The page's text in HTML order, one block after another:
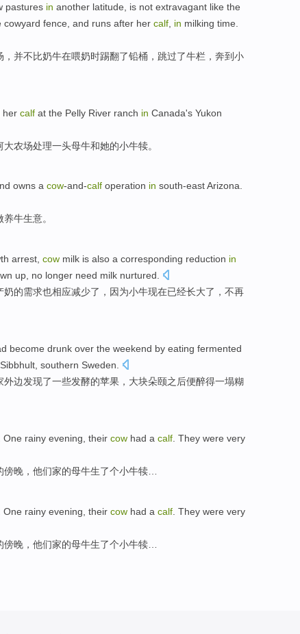
pastures in another latitude is not extravagant like the
cowyard fence, and runs after her calf in milking time.
， 并不比奶牛在喂奶时踢翻了铅桶 ， 跳过了牛栏 ，奔到小
her calf at the Pelly River ranch in Canada's Yukon
大农场处理一头母牛和她的小牛犊。
owns a cow-and-calf operation in south-eastArizona.
养牛生意。
arrest cow milk is also a corresponding reduction in
up no longer need milk nurtured
奶的需求也相应减少了， 因为小牛现在已经长大了， 不再
become drunk over the weekend by eating fermented
Sibbhult southern Sweden
外边发现了一些发酵的苹果 ，大块朵颐之后便醉得一塌糊
One rainy evening their cow had a calf . They were very
傍晚 ， 他们家的母牛生了个小牛犊…
One rainy evening their cow had a calf . They were very
傍晚 ， 他们家的母牛生了个小牛犊…